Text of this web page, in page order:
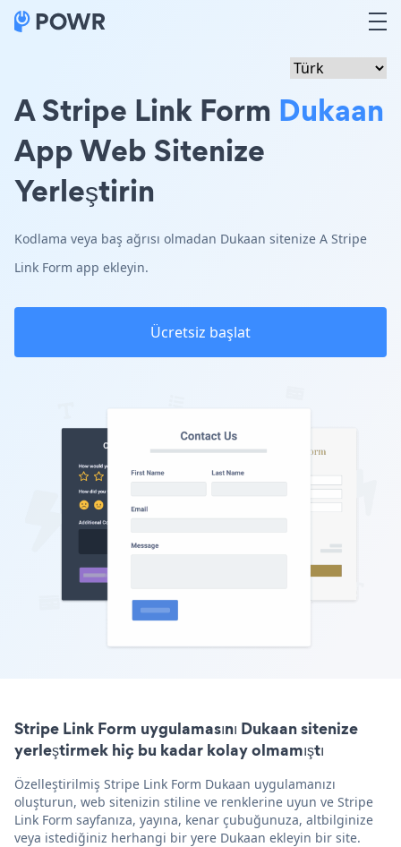
A Stripe Link Form Dukaan
App Web Sitenize
Yerleştirin
Kodlama veya baş ağrısı olmadan Dukaan sitenize A Stripe
Link Form app ekleyin.
Ücretsiz başlat
Stripe Link Form uygulamasını Dukaan sitenize
yerleştirmek hiç bu kadar kolay olmamıştı
Özelleştirilmiş Stripe Link Form Dukaan uygulamanızı
oluşturun, web sitenizin stiline ve renklerine uyun ve Stripe
Link Form sayfanıza, yayına, kenar çubuğunuza, altbilginize
veya istediğiniz herhangi bir yere Dukaan ekleyin bir site.